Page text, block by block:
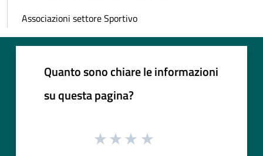
Associazioni settore Sportivo
Quanto sono chiare le informazioni
su questa pagina?